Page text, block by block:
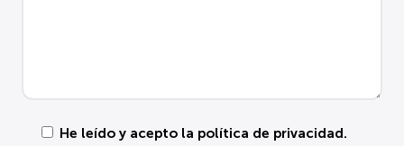
He leído y acepto la política de privacidad.